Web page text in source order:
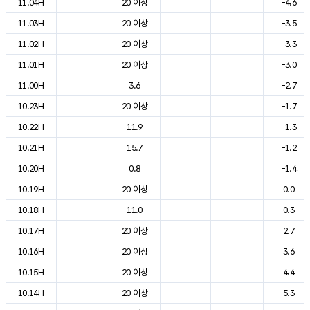
11.04H 20 이상
-4.6
11.03H
20 이상
-3.5
11.02H
20 이상
-3.3
11.01H
20 이상
-3.0
11.00H
3.6
-2.7
10.23H
20 이상
-1.7
10.22H
11.9
-1.3
10.21H
15.7
-1.2
10.20H
0.8
-1.4
10.19H
20 이상
0.0
10.18H
11.0
0.3
10.17H
20 이상
2.7
10.16H
20 이상
3.6
10.15H
20 이상
4.4
10.14H
20 이상
5.3